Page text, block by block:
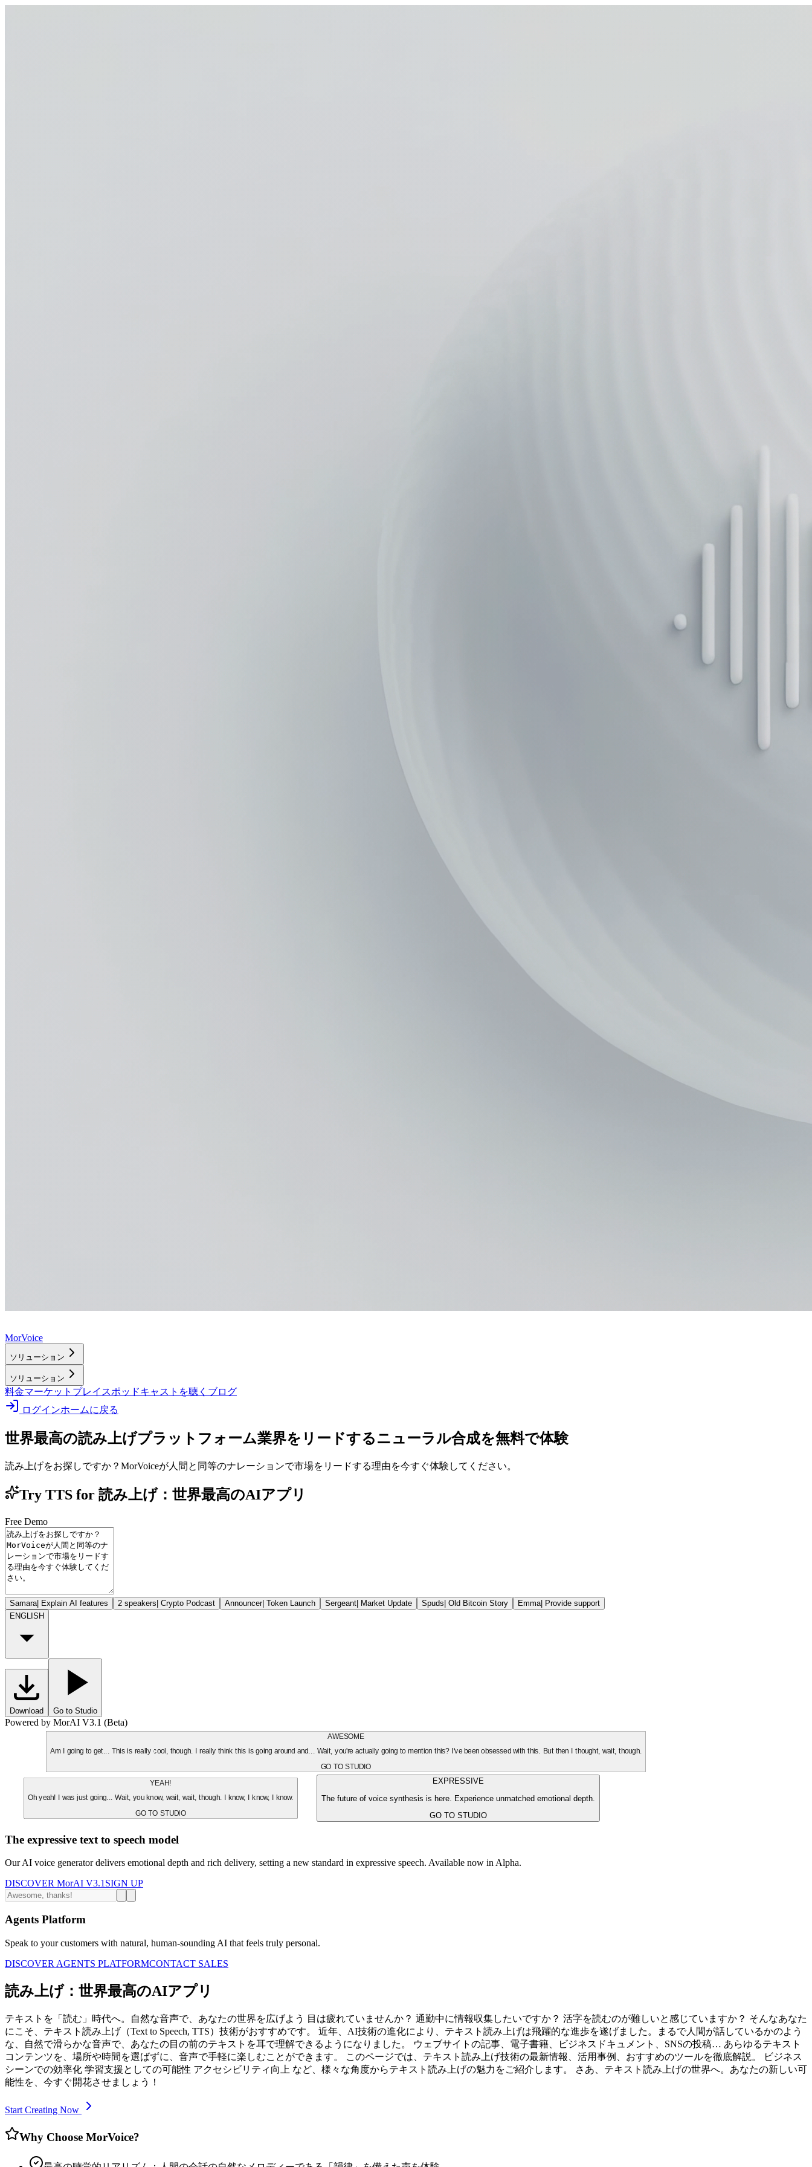
MorVoice
ソリューション
ソリューション
料金マーケットプレイスポッドキャストを聴く ブログ
ログインホームに戻る
世界最高の読み上げプラットフォーム業界をリードするニューラル合成を無料で体験
読み上げをお探しですか？MorVoiceが人間と同等のナレーションで市場をリードする理由を今すぐ体験してください。
Try TTS for 読み上げ：世界最高のAIアプリ
Free Demo
Samara| Explain AI features 2 speakers| Crypto Podcast Announcer| Token Launch Sergeant| Market Update Spuds| Old Bitcoin Story Emma| Provide support
ENGLISH
Download Go to Studio
Powered by MorAI V3.1 (Beta)
AWESOME
Am I going to get... This is really cool, though. I really think this is going around and... Wait, you're actually going to mention this? I've been obsessed with this. But then I thought, wait, though.
GO TO STUDIO
YEAH!
Oh yeah! I was just going... Wait, you know, wait, wait, though. I know, I know, I know.
GO TO STUDIO
EXPRESSIVE
The future of voice synthesis is here. Experience unmatched emotional depth.
GO TO STUDIO
The expressive text to speech model
Our AI voice generator delivers emotional depth and rich delivery, setting a new standard in expressive speech. Available now in Alpha.
DISCOVER MorAI V3.1 SIGN UP
Agents Platform
Speak to your customers with natural, human-sounding AI that feels truly personal.
DISCOVER AGENTS PLATFORMCONTACT SALES
読み上げ：世界最高のAIアプリ
テキストを「読む」時代へ。自然な音声で、あなたの世界を広げよう 目は疲れていませんか？ 通勤中に情報収集したいですか？ 活字を読むのが難しいと感じていますか？ そんなあなた
にこそ、テキスト読み上げ（Text to Speech, TTS）技術がおすすめです。 近年、AI技術の進化により、テキスト読み上げは飛躍的な進歩を遂げました。まるで人間が話しているかのよう
な、自然で滑らかな音声で、あなたの目の前のテキストを耳で理解できるようになりました。 ウェブサイトの記事、電子書籍、ビジネスドキュメント、SNSの投稿… あらゆるテキスト
コンテンツを、場所や時間を選ばずに、音声で手軽に楽しむことができます。 このページでは、テキスト読み上げ技術の最新情報、活用事例、おすすめのツールを徹底解説。 ビジネス
シーンでの効率化 学習支援としての可能性 アクセシビリティ向上 など、様々な角度からテキスト読み上げの魅力をご紹介します。 さあ、テキスト読み上げの世界へ。あなたの新しい可
能性を、今すぐ開花させましょう！
Start Creating Now
Why Choose MorVoice?